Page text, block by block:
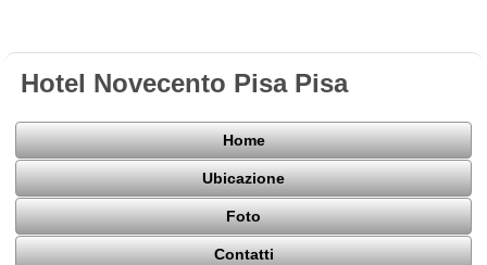
Hotel Novecento Pisa Pisa
Home
Ubicazione
Foto
Contatti